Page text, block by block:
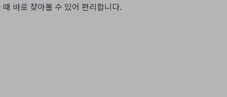
바로 찾아볼 수 있어 편리합니다.